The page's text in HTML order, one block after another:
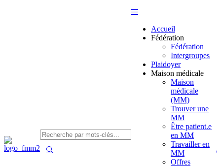
Accueil
Fédération
Fédération
Intergroupes
Plaidoyer
Maison médicale
Maison
médicale
(MM)
Trouver une
MM
Être patient.e
en MM
Travailler en
MM
Offres